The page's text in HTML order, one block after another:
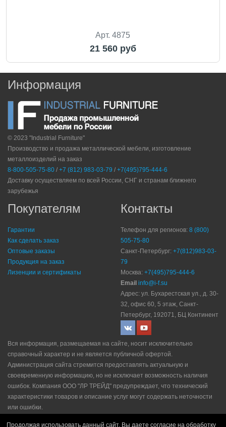
Арт. 4875
21 560 руб
Информация
© 2023 "Industrial Furniture"
Производство и продажа металлической мебели, изготовление
металлоизделий на заказ
8-800-505-75-80 / +7 (812) 983-03-79 / +7(495)795-444-6
Доставку осуществляем по всей России, СНГ и странам ближнего
зарубежья
Покупателям
Гарантии
Как сделать заказ
Оптовые заказы
Продукция на заказ
Лизенции и сертификаты
Контакты
Телефон для регионов: 8 (800)
505-75-80
Санкт-Петербург: +7(812)983-03-
79
Москва: +7(495)795-444-6
Email info@i-f.su
Адрес: ул. Бухарестская ул., д. 30-
32, офис 60, 5 этаж, Санкт-
Петербург, 192071, БЦ Континент
Вся информация, размещаемая на сайте, носит исключительно
справочный характер и не является публичной офертой.
Администрация сайта стремится предоставлять актуальную и
своевременную информацию, но не исключает возможность наличия
ошибок. Компания ООО "ЛР ТРЕЙД" прeдупрeждaeт, что технический
характеристики товаров и описание услуг могут содержать неточности
или ошибки.
Продолжая использовать данный сайт, Вы даете согласие на обработку